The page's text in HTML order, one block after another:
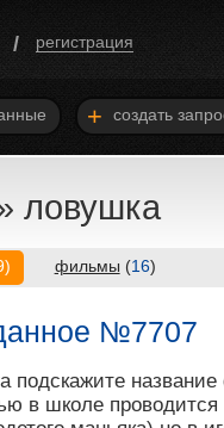
/ регистрация
+ создать
ловушка
) фильмы (16)
№7707
подскажите
в школе проводится